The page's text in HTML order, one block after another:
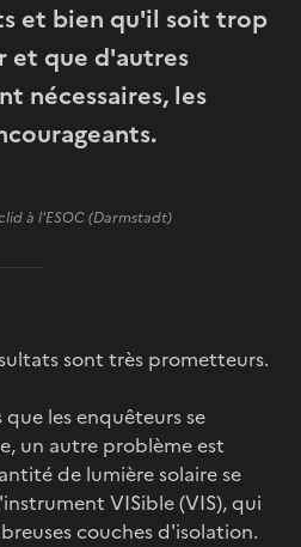
et bien qu'il soit trop
et que d'autres
nécessaires, les
à l'ESOC (Darmstadt)
sont très prometteurs.
les enquêteurs se
un autre problème est
de lumière solaire se
VISible (VIS), qui
couches d'isolation.